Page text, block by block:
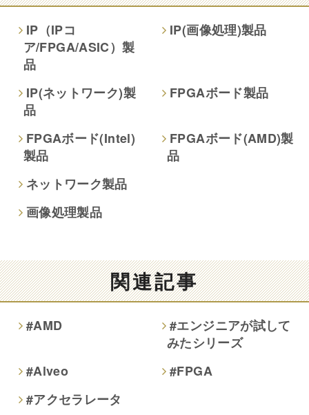
項目によってはお問い合わせ等に
ご回答できない場合がございます。
なし
IP（IPコ
ア/FPGA/ASIC）製
品
IP(画像処理)製品
IP(ネットワーク)製
品
FPGAボード製品
FPGAボード(Intel)
製品
FPGAボード(AMD)製
品
ネットワーク製品
画像処理製品
関連記事
#AMD
#エンジニアが試して
みたシリーズ
#Alveo
#FPGA
#アクセラレータ